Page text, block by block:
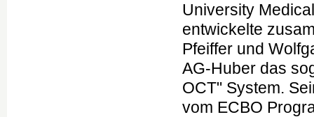
University
entwickelte
Pfeiffer und
AG-Huber das
OCT" System.
vom ECBO